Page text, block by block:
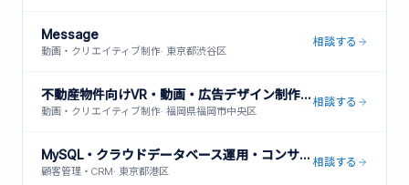
Message
動画・クリエイティブ制作· 東京都渋谷区
相談する
不動産物件向けVR・動画・広告デザイン制作サービス
動画・クリエイティブ制作· 福岡県福岡市中央区
相談する
MySQL・クラウドデータベース運用・コンサルティングサービス
顧客管理・CRM· 東京都港区
相談する